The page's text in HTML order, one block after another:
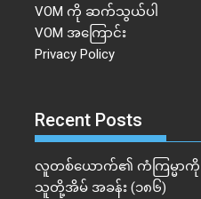
VOM ကို ဆက်သွယ်ပါ
VOM အကြောင်း
Privacy Policy
Recent Posts
လူတစ်ယောက်၏ ကံကြမ္မာကို ပ
သူတို့အိမ် အခန်း (၁၈၆)